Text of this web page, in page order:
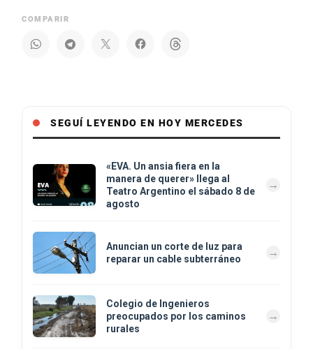
COMPARIR
SEGUÍ LEYENDO EN HOY MERCEDES
«EVA. Un ansia fiera en la
manera de querer» llega al
Teatro Argentino el sábado 8 de
agosto
Anuncian un corte de luz para
reparar un cable subterráneo
Colegio de Ingenieros
preocupados por los caminos
rurales